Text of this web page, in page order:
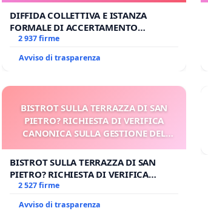
DIFFIDA COLLETTIVA E ISTANZA
FORMALE DI ACCERTAMENTO
CANONICO SU ELEZIONE LEONE XIV
2 937 firme
Avviso di trasparenza
BISTROT SULLA TERRAZZA DI SAN
PIETRO? RICHIESTA DI VERIFICA
CANONICA SULLA GESTIONE DEL
BISTROT SULLA TERRAZZA DI SAN
PIETRO? RICHIESTA DI VERIFICA
CANONICA SULLA GESTIONE DEL
CARD. GAMBETTI
2 527 firme
Avviso di trasparenza